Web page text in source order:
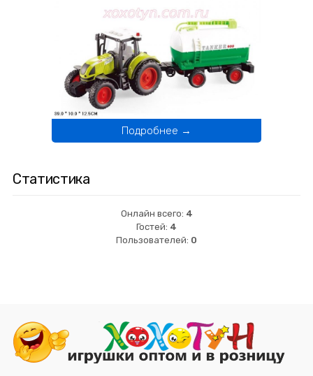
Подробнее →
Статистика
Онлайн всего: 4
Гостей: 4
Пользователей: 0